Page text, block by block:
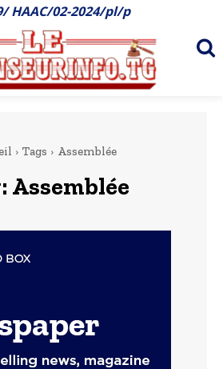
HAAC/02-2024/pl/p
Tags Assemblée
Assemblée